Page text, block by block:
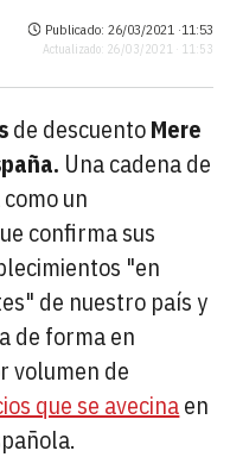
Publicado: 26/03/2021 ·11:53
Actualizado: 26/03/2021 · 11:53
de descuentoMere
Una cadena de
un
confirma sus
"en
de nuestro país y
de forma en
volumen de
que se avecinaen